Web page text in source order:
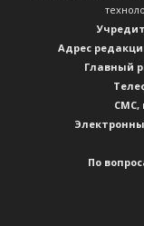
Адрес
Главный
CМС,
По